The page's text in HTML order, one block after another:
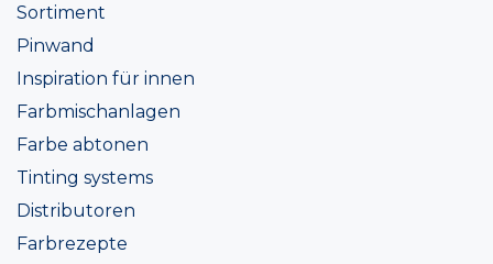
Sortiment
Pinwand
Inspiration für innen
Farbmischanlagen
Farbe abtonen
Tinting systems
Distributoren
Farbrezepte